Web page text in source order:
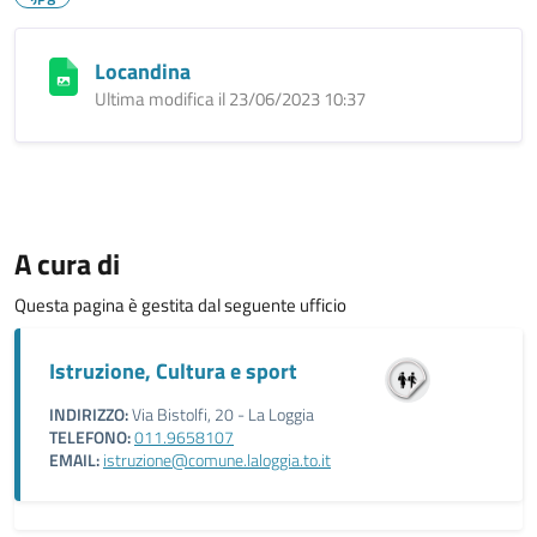
Locandina
Ultima modifica il 23/06/2023 10:37
A cura di
Questa pagina è gestita dal seguente ufficio
Istruzione, Cultura e sport
INDIRIZZO:Via Bistolfi, 20 - La Loggia
TELEFONO:011.9658107
EMAIL:istruzione@comune.laloggia.to.it